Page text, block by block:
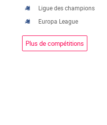
Ligue des champions
Europa League
Plus de compétitions